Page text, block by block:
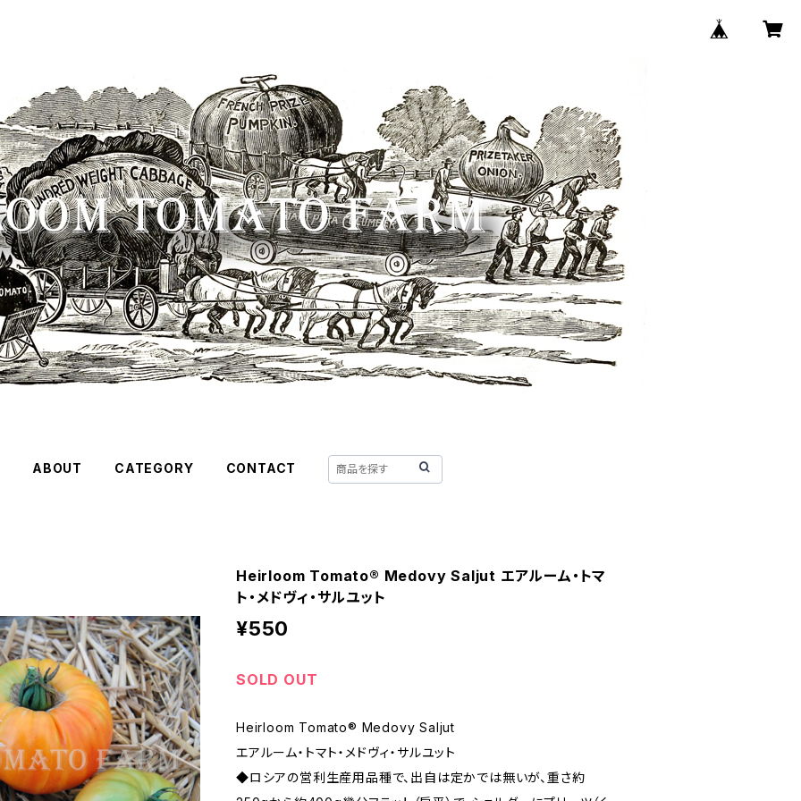
ABOUT CATEGORY CONTACT
Heirloom Tomato® Medovy Saljut エアルーム・トマ
ト・メドヴィ・サルユット
¥550
SOLD OUT
Heirloom Tomato® Medovy Saljut
エアルーム・トマト・メドヴィ・サルユット
◆ロシアの営利生産用品種で、出自は定かでは無いが、重さ約